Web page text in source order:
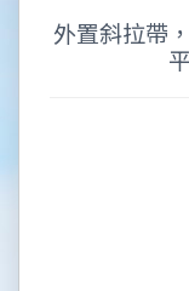
外置斜拉帶